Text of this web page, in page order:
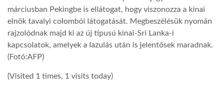
márciusban Pekingbe is ellátogat, hogy viszonozza a kínai
elnök tavalyi colombói látogatását. Megbeszélésük nyomán
rajzolódnak majd ki az új típusú kínai-Sri Lanka-i
kapcsolatok, amelyek a lazulás után is jelentősek maradnak.
(Fotó:AFP)
(Visited 1 times, 1 visits today)